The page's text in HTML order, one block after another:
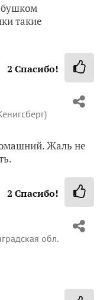
такие
2 Спасибо!
Жаль не
2 Спасибо!
обл.